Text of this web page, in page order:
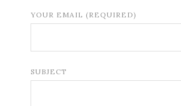
YOUR EMAIL (REQUIRED)
SUBJECT